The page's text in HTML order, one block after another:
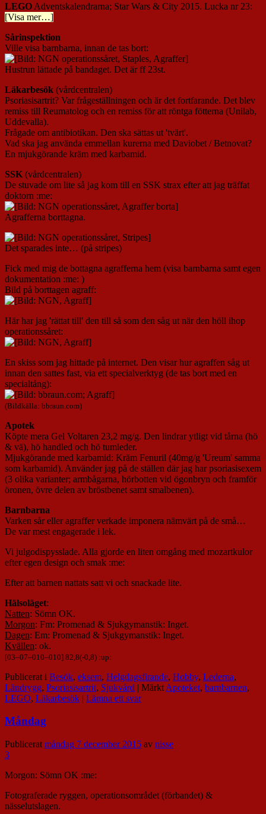
LEGO Adventskalendrarna; Star Wars & City 2015. Lucka nr 23:
[Visa mer…]
Sårinspektion
Ville visa barnbarna, innan de tas bort:
Hustrun lättade på bandaget. Det är ff 23st.
Läkarbesök (vårdcentralen)
Psoriasisartrit? Var frågeställningen och är det fortfarande. Det blev
remiss till Reumatolog och en remiss för att röntga fötterna (Unilab,
Uddevalla).
Frågade om antibiotikan. Den ska sättas ut 'tvärt'.
Vad ska jag använda emmellan kurerna med Daviobet / Betnovat?
En mjukgörande kräm med karbamid.
SSK (vårdcentralen)
De stuvade om lite så jag kom till en SSK strax efter att jag träffat
doktorn :me:
Agrafferna borttagna.
Det sparades inte… (på stripes)
Fick med mig de bottagna agrafferna hem (visa barnbarna samt egen
dokumentation :me: )
Bild på borttagen agraff:
Här har jag 'rättat till' den till så som den såg ut när den höll ihop
operationssåret:
En skiss som jag hittade på internet. Den visar hur agraffen såg ut
innan den sattes fast, via ett specialverktyg (de tas bort med en
specialtång):
(Bildkälla: bbraun.com)
Apotek
Köpte mera Gel Voltaren 23,2 mg/g. Den lindrar ytligt vid tårna (hö
& vä), hö handled och hö tumleder.
Mjukgörande med karbamid: Kräm Fenuril (40mg/g 'Ureum' samma
som karbamid). Använder jag på de ställen där jag har psoriasisexem
(3 olika varianter; armbågarna, hörbotten vid ögonbryn och framför
öronen, övre delen av bröstbenet samt smalbenen).
Barnbarna
Varken sår eller agraffer verkade imponera nämvärt på de små…
De var mest engagerade i lek.
Vi julgodispysslade. Alla gjorde en liten omgång med mozartkulor
efter egen design och smak :me:
Efter att barnen nattats satt vi och snackade lite.
Hälsoläget:
Natten: Sömn OK.
Morgon: Fm: Promenad & Sjukgymanstik: Inget.
Dagen: Em: Promenad & Sjukgymanstik: Inget.
Kvällen: ok.
[03–07–010–010] 82,8(-0,8) :up:
Publicerat i Besök, eksem, Helgdagsfirande, Hobby, Lederna,
Ländrygg, Psoriasisartrit, Sjukvård | Märkt Apoteket, barnbarnen,
LEGO, Läkarbesök | Lämna ett svar
Måndag
Publicerat måndag 7 december 2015 av nisse
3
Morgon: Sömn OK :me:
Fotograferade ryggen, operationsområdet (förbandet) &
nässelutslagen.